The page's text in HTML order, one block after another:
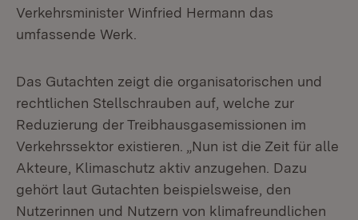
Verkehrsminister Winfried Hermann das
umfassende Werk.
Das Gutachten zeigt die organisatorischen und
rechtlichen Stellschrauben auf, welche zur
Reduzierung der Treibhausgasemissionen im
Verkehrssektor existieren. „Nun ist die Zeit für alle
Akteure, Klimaschutz aktiv anzugehen. Dazu
gehört laut Gutachten beispielsweise, den
Nutzerinnen und Nutzern von klimafreundlichen